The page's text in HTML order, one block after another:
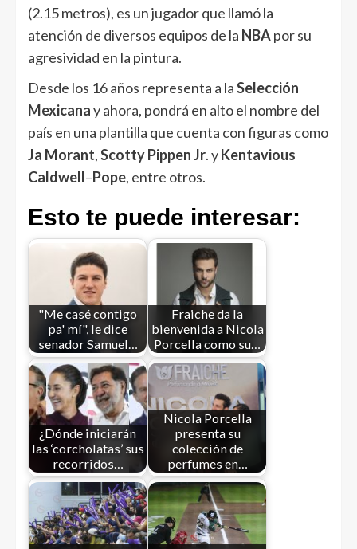
(2.15 metros), es un jugador que llamó la
atención de diversos equipos de la NBApor su
agresividad en la pintura.
Desde los 16 años representa a laSelección
Mexicanay ahora, pondrá en alto el nombre del
país en una plantilla que cuenta con figuras como
Ja Morant,Scotty Pippen Jr. yKentavious
Caldwell–Pope, entre otros.
Esto te puede interesar:
"Me casé contigo
pa' mí", le dice
senador Samuel…
Fraiche da la
bienvenida a Nicola
Porcella como su…
¿Dónde iniciarán
las ‘corcholatas’ sus
recorridos…
Nicola Porcella
presenta su
colección de
perfumes en…